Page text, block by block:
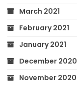
March 2021
February 2021
January 2021
December 2020
November 2020